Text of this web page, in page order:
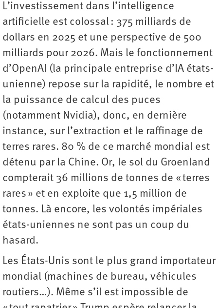
L’investissement dans l’intelligence
artificielle est colossal : 375 milliards de
dollars en 2025 et une perspective de 500
milliards pour 2026. Mais le fonctionnement
d’OpenAI (la principale entreprise d’IA états-
unienne) repose sur la rapidité, le nombre et
la puissance de calcul des puces
(notamment Nvidia), donc, en dernière
instance, sur l’extraction et le raffinage de
terres rares. 80 % de ce marché mondial est
détenu par la Chine. Or, le sol du Groenland
compterait 36 millions de tonnes de « terres
rares » et en exploite que 1,5 million de
tonnes. Là encore, les volontés impériales
états-uniennes ne sont pas un coup du
hasard.
Les États-Unis sont le plus grand importateur
mondial (machines de bureau, véhicules
routiers…). Même s’il est impossible de